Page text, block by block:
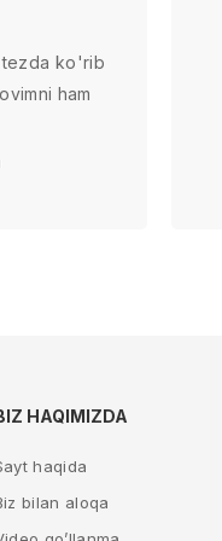
tezda ko'rib
ham
HAQIMIZDA
haqida
bilan aloqa